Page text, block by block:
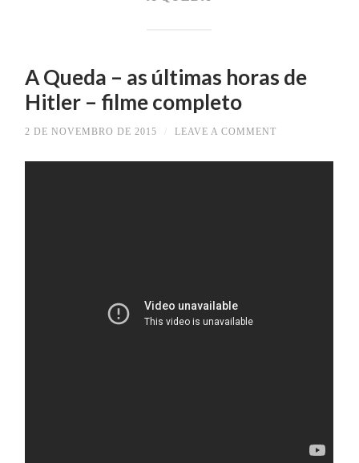
A Queda – as últimas horas de
Hitler – filme completo
2 DE NOVEMBRO DE 2015 LEAVE A COMMENT